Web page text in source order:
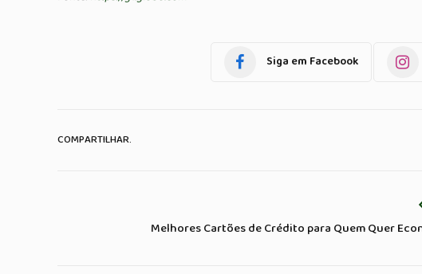
Siga em Facebook
COMPARTILHAR.
Melhores Cartões de Crédito para Quem Quer